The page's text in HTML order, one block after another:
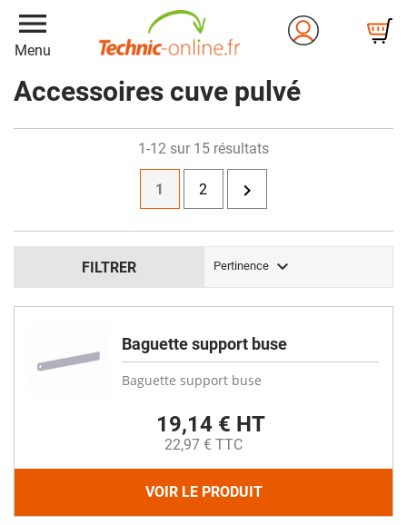
menu
Menu
Accessoires cuve pulvé
FILTRER Pertinence 
1-12 sur 15 résultats
1 2 
Baguette support buse
Baguette support buse
19,14 € HT
22,97 € TTC
VOIR LE PRODUIT